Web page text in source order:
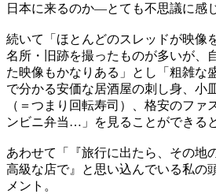
日本に来るのか―とても不思議に感
続いて「ほとんどのスレッドが映像
名所・旧跡を撮ったものが多いが、
た映像もかなりある」とし「粗雑な
で分かる安価な居酒屋の刺し身、小
（＝つまり回転寿司）、格安のファ
ンビニ弁当…」を見ることができる
あわせて「『旅行に出たら、その地
高級な店で』と思い込んでいる私の
メント。